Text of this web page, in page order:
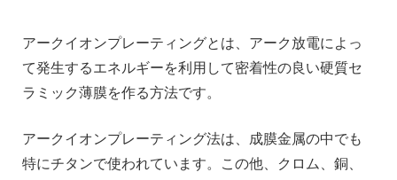
アークイオンプレーティングとは、アーク放電によっ
て発生するエネルギーを利用して密着性の良い硬質セ
ラミック薄膜を作る方法です。
アークイオンプレーティング法は、成膜金属の中でも
特にチタンで使われています。この他、クロム、銅、